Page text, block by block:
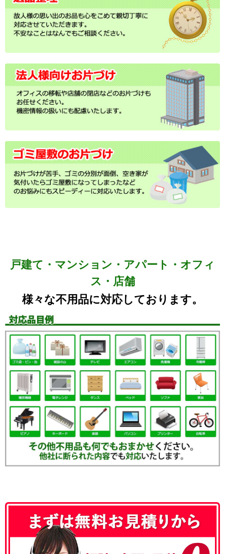
戸建て・マンション・アパート・オフィ
ス・店舗
様々な不用品に対応しております。